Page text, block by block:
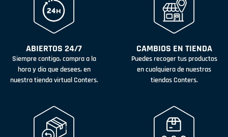
ABIERTOS 24/7
Siempre contigo, compra a la
hora y día que desees, en
nuestra tienda virtual Conters.
CAMBIOS EN TIENDA
Puedes recoger tus productos
en cualquiera de nuestras
tiendas Conters.